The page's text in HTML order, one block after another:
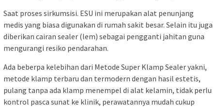
Saat proses sirkumsisi. ESU ini merupakan alat penunjang
medis yang biasa digunakan di rumah sakit besar. Selain itu juga
diberikan cairan sealer (lem) sebagai pengganti jahitan guna
mengurangi resiko pendarahan.
Ada beberpa kelebihan dari Metode Super Klamp Sealer yakni,
metode klamp terbaru dan termodern dengan hasil estetis,
pulang tanpa ada klamp menempel di alat kelamin, tidak perlu
kontrol pasca sunat ke klinik, perawatannya mudah cukup